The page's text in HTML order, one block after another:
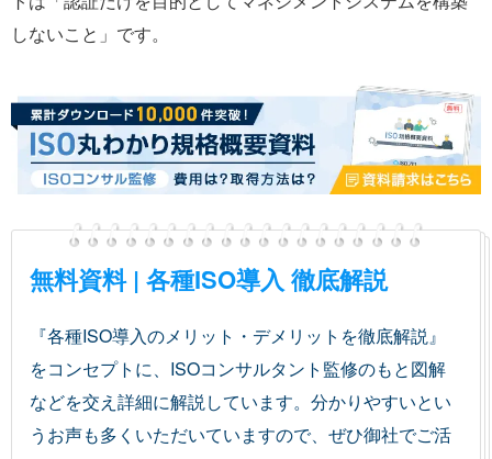
しないこと」です。
無料資料 | 各種ISO導入 徹底解説
『各種ISO導入のメリット・デメリットを徹底解説』
をコンセプトに、ISOコンサルタント監修のもと図解
などを交え詳細に解説しています。分かりやすいとい
うお声も多くいただいていますので、ぜひ御社でご活